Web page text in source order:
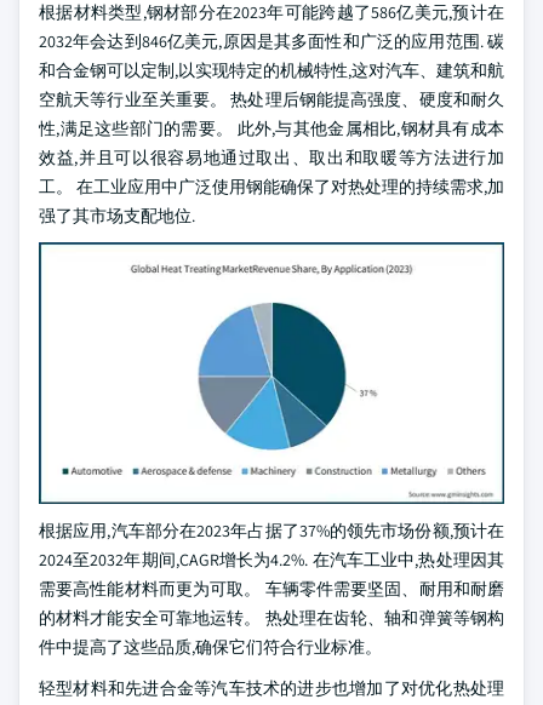
根据材料类型,钢材部分在2023年可能跨越了586亿美元,预计在
2032年会达到846亿美元,原因是其多面性和广泛的应用范围. 碳
和合金钢可以定制,以实现特定的机械特性,这对汽车、建筑和航
空航天等行业至关重要。 热处理后钢能提高强度、硬度和耐久
性,满足这些部门的需要。 此外,与其他金属相比,钢材具有成本
效益,并且可以很容易地通过取出、取出和取暖等方法进行加
工。 在工业应用中广泛使用钢能确保了对热处理的持续需求,加
强了其市场支配地位.
根据应用,汽车部分在2023年占据了37%的领先市场份额,预计在
2024至2032年期间,CAGR增长为4.2%. 在汽车工业中,热处理因其
需要高性能材料而更为可取。 车辆零件需要坚固、耐用和耐磨
的材料才能安全可靠地运转。 热处理在齿轮、轴和弹簧等钢构
件中提高了这些品质,确保它们符合行业标准。
轻型材料和先进合金等汽车技术的进步也增加了对优化热处理